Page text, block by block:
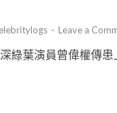
- Leave a
綠葉演員曾偉權傳